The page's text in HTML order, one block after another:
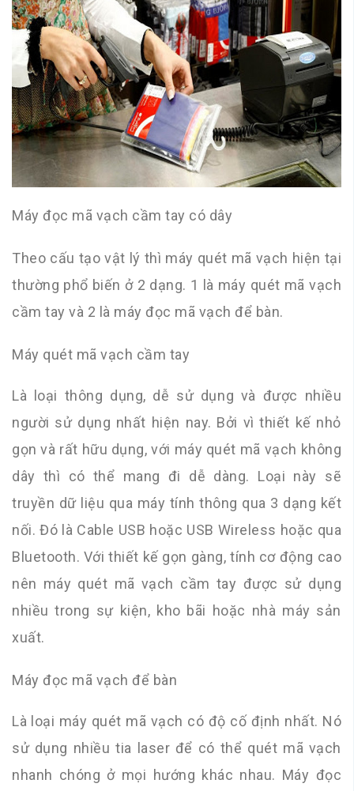
Máy đọc mã vạch cầm tay có dây
Theo cấu tạo vật lý thì máy quét mã vạch hiện tại
thường phổ biến ở 2 dạng. 1 là máy quét mã vạch
cầm tay và 2 là máy đọc mã vạch để bàn.
Máy quét mã vạch cầm tay
Là loại thông dụng, dễ sử dụng và được nhiều
người sử dụng nhất hiện nay. Bởi vì thiết kế nhỏ
gọn và rất hữu dụng, với máy quét mã vạch không
dây thì có thể mang đi dễ dàng. Loại này sẽ
truyền dữ liệu qua máy tính thông qua 3 dạng kết
nối. Đó là Cable USB hoặc USB Wireless hoặc qua
Bluetooth. Với thiết kế gọn gàng, tính cơ động cao
nên máy quét mã vạch cầm tay được sử dụng
nhiều trong sự kiện, kho bãi hoặc nhà máy sản
xuất.
Máy đọc mã vạch để bàn
Là loại máy quét mã vạch có độ cố định nhất. Nó
sử dụng nhiều tia laser để có thể quét mã vạch
nhanh chóng ở mọi hướng khác nhau. Máy đọc